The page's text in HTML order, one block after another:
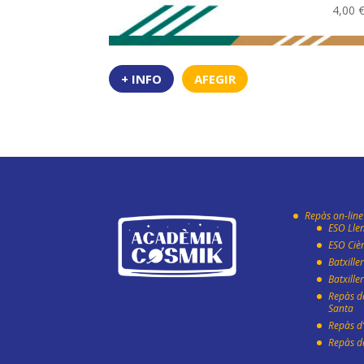
4,00 €
+ INFO AFEGIR
Repàs on-line
ESO
ESO
Repàs
Santa
Repàs
Repàs